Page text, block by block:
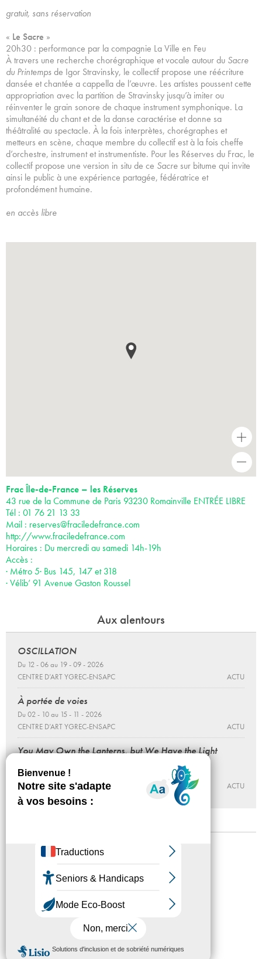
gratuit, sans réservation
« Le Sacre »
20h30 : performance par la compagnie La Ville en Feu
À travers une recherche chorégraphique et vocale autour du Sacre
du Printempsde Igor Stravinsky, le collectif propose une réécriture
dansée et chantée a cappella de l’œuvre. Les artistes poussent cette
appropriation avec la partition de Stravinsky jusqu’à imiter ou
réinventer le grain sonore de chaque instrument symphonique. La
simultanéité du chant et de la danse caractérise et donne sa
théâtralité au spectacle. À la fois interprètes, chorégraphes et
metteurs en scène, chaque membre du collectif est à la fois cheffe
d’orchestre, instrument et instrumentiste. Pour les Réserves du Frac, le
collectif propose une version in situ de ce Sacresur bitume qui invite
ainsi le public à une expérience partagée, fédératrice et
profondément humaine.
en accès libre
+
Frac Île-de-France – les Réserves
43 rue de la Commune de Paris 93230 Romainville ENTRÉE LIBRE
Tél : 01 76 21 13 33
Mail : reserves@fraciledefrance.com
http://www.fraciledefrance.com
Horaires : Du mercredi au samedi 14h-19h
Accès :
· Métro 5· Bus 145, 147 et 318
· Vélib’ 91 Avenue Gaston Roussel
Aux alentours
OSCILLATION
Du 12 - 06 au 19 - 09 - 2026
CENTRE D’ART YGREC-ENSAPC
ACTU
À portée de voies
Du 02 - 10 au 15 - 11 - 2026
CENTRE D’ART YGREC-ENSAPC
ACTU
You May Own the Lanterns, but We Have the Light
LA GALERIE, CENTRE D’ART CONTEMPORAIN DE NOISY-LE-
SEC
ACTU
Accessibilité
Presse